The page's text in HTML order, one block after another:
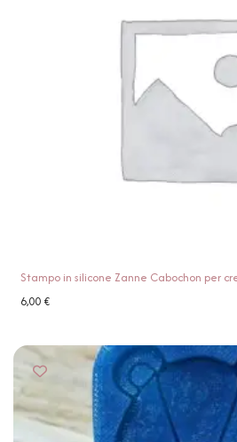
Stampo in silicone Zanne Cabochon per
6,00€